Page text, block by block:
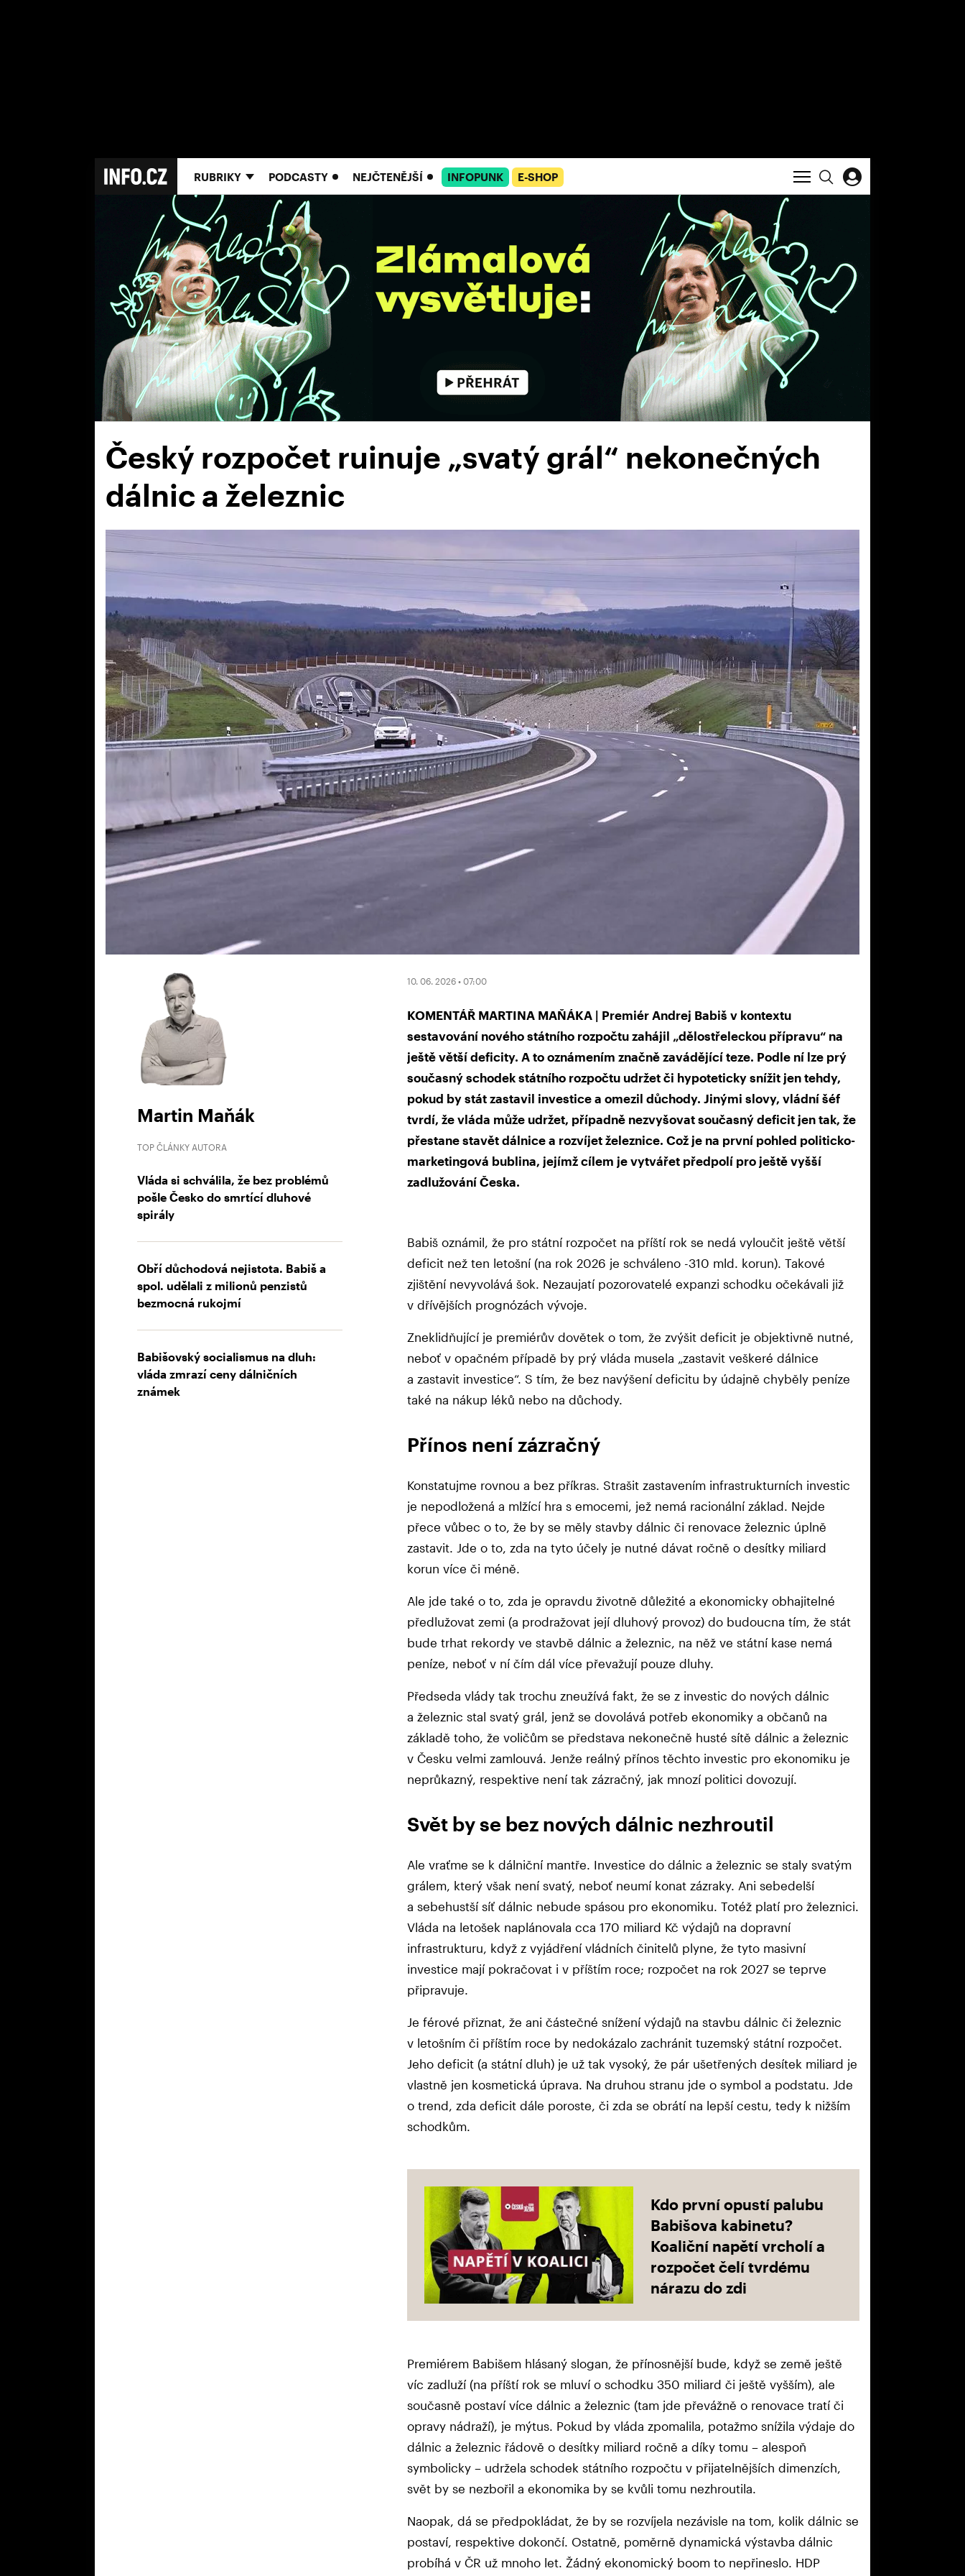
RUBRIKY PODCASTY NEJČTENĚJŠÍ INFOPUNK E-SHOP
Český rozpočet ruinuje „svatý grál“ nekonečných
dálnic a železnic
Martin Maňák
TOP ČLÁNKY AUTORA
Vláda si schválila, že bez problémů
pošle Česko do smrtící dluhové
spirály
Obří důchodová nejistota. Babiš a
spol. udělali z milionů penzistů
bezmocná rukojmí
Babišovský socialismus na dluh:
vláda zmrazí ceny dálničních
známek
10. 06. 2026 • 07:00
KOMENTÁŘ MARTINA MAŇÁKA | Premiér Andrej Babiš v kontextu
sestavování nového státního rozpočtu zahájil „dělostřeleckou přípravu“ na
ještě větší deficity. A to oznámením značně zavádějící teze. Podle ní lze prý
současný schodek státního rozpočtu udržet či hypoteticky snížit jen tehdy,
pokud by stát zastavil investice a omezil důchody. Jinými slovy, vládní šéf
tvrdí, že vláda může udržet, případně nezvyšovat současný deficit jen tak, že
přestane stavět dálnice a rozvíjet železnice. Což je na první pohled politicko-
marketingová bublina, jejímž cílem je vytvářet předpolí pro ještě vyšší
zadlužování Česka.
Babiš oznámil, že pro státní rozpočet na příští rok se nedá vyloučit ještě větší
deficit než ten letošní (na rok 2026 je schváleno -310 mld. korun). Takové
zjištění nevyvolává šok. Nezaujatí pozorovatelé expanzi schodku očekávali již
v dřívějších prognózách vývoje.
Zneklidňující je premiérův dovětek o tom, že zvýšit deficit je objektivně nutné,
neboť v opačném případě by prý vláda musela „zastavit veškeré dálnice
a zastavit investice“. S tím, že bez navýšení deficitu by údajně chyběly peníze
také na nákup léků nebo na důchody.
Přínos není zázračný
Konstatujme rovnou a bez příkras. Strašit zastavením infrastrukturních investic
je nepodložená a mlžící hra s emocemi, jež nemá racionální základ. Nejde
přece vůbec o to, že by se měly stavby dálnic či renovace železnic úplně
zastavit. Jde o to, zda na tyto účely je nutné dávat ročně o desítky miliard
korun více či méně.
Ale jde také o to, zda je opravdu životně důležité a ekonomicky obhajitelné
předlužovat zemi (a prodražovat její dluhový provoz) do budoucna tím, že stát
bude trhat rekordy ve stavbě dálnic a železnic, na něž ve státní kase nemá
peníze, neboť v ní čím dál více převažují pouze dluhy.
Předseda vlády tak trochu zneužívá fakt, že se z investic do nových dálnic
a železnic stal svatý grál, jenž se dovolává potřeb ekonomiky a občanů na
základě toho, že voličům se představa nekonečně husté sítě dálnic a železnic
v Česku velmi zamlouvá. Jenže reálný přínos těchto investic pro ekonomiku je
neprůkazný, respektive není tak zázračný, jak mnozí politici dovozují.
Svět by se bez nových dálnic nezhroutil
Ale vraťme se k dálniční mantře. Investice do dálnic a železnic se staly svatým
grálem, který však není svatý, neboť neumí konat zázraky. Ani sebedelší
a sebehustší síť dálnic nebude spásou pro ekonomiku. Totéž platí pro železnici.
Vláda na letošek naplánovala cca 170 miliard Kč výdajů na dopravní
infrastrukturu, když z vyjádření vládních činitelů plyne, že tyto masivní
investice mají pokračovat i v příštím roce; rozpočet na rok 2027 se teprve
připravuje.
Je férové přiznat, že ani částečné snížení výdajů na stavbu dálnic či železnic
v letošním či příštím roce by nedokázalo zachránit tuzemský státní rozpočet.
Jeho deficit (a státní dluh) je už tak vysoký, že pár ušetřených desítek miliard je
vlastně jen kosmetická úprava. Na druhou stranu jde o symbol a podstatu. Jde
o trend, zda deficit dále poroste, či zda se obrátí na lepší cestu, tedy k nižším
schodkům.
Kdo první opustí palubu
Babišova kabinetu?
Koaliční napětí vrcholí a
rozpočet čelí tvrdému
nárazu do zdi
Premiérem Babišem hlásaný slogan, že přínosnější bude, když se země ještě
víc zadluží (na příští rok se mluví o schodku 350 miliard či ještě vyšším), ale
současně postaví více dálnic a železnic (tam jde převážně o renovace tratí či
opravy nádraží), je mýtus. Pokud by vláda zpomalila, potažmo snížila výdaje do
dálnic a železnic řádově o desítky miliard ročně a díky tomu – alespoň
symbolicky – udržela schodek státního rozpočtu v přijatelnějších dimenzích,
svět by se nezbořil a ekonomika by se kvůli tomu nezhroutila.
Naopak, dá se předpokládat, že by se rozvíjela nezávisle na tom, kolik dálnic se
postaví, respektive dokončí. Ostatně, poměrně dynamická výstavba dálnic
probíhá v ČR už mnoho let. Žádný ekonomický boom to nepřineslo. HDP